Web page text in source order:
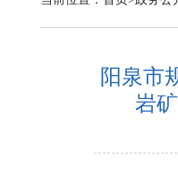
阳泉市
岩